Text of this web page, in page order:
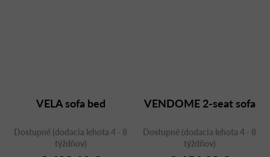
VELA sofa bed
Dostupné (dodacia lehota 4 - 8
týždňov)
VENDOME 2-seat sofa
Dostupné (dodacia lehota 4 - 8
týždňov)